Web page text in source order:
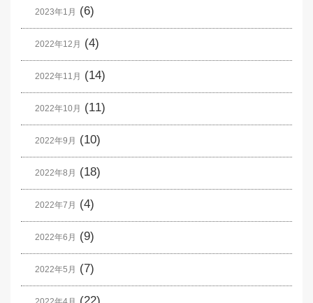
2023年1月 (6)
2022年12月 (4)
2022年11月 (14)
2022年10月 (11)
2022年9月 (10)
2022年8月 (18)
2022年7月 (4)
2022年6月 (9)
2022年5月 (7)